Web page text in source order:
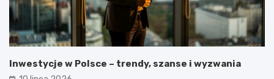
Inwestycje w Polsce – trendy, szanse i wyzwania